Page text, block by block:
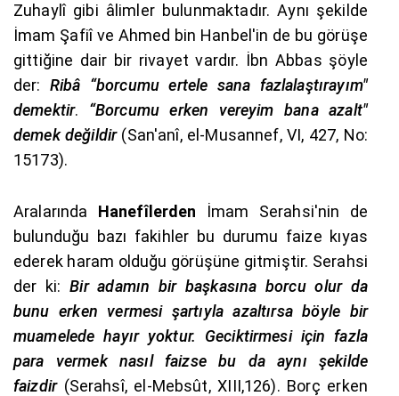
Zuhaylî gibi âlimler bulunmaktadır. Aynı şekilde
İmam Şafiî ve Ahmed bin Hanbel'in de bu görüşe
gittiğine dair bir rivayet vardır. İbn Abbas şöyle
der: Ribâ “borcumu ertele sana fazlalaştırayım"
demektir. “Borcumu erken vereyim bana azalt"
demek değildir(San'anî, el-Musannef, VI, 427, No:
15173).
Aralarında Hanefîlerden İmam Serahsi'nin de
bulunduğu bazı fakihler bu durumu faize kıyas
ederek haram olduğu görüşüne gitmiştir. Serahsi
der ki:Bir adamın bir başkasına borcu olur da
bunu erken vermesi şartıyla azaltırsa böyle bir
muamelede hayır yoktur. Geciktirmesi için fazla
para vermek nasıl faizse bu da aynı şekilde
faizdir (Serahsî, el-Mebsût, XIII,126). Borç erken